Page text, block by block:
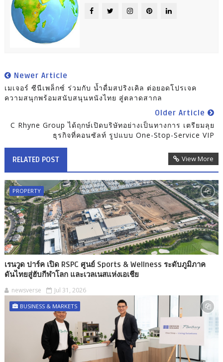
Newer Article
เมเจอร์ ซีนีเพล็กซ์ ร่วมกับ น้ำดื่มสปริงเคิล ต่อยอดโปรเจค
ความสนุกพร้อมสนับสนุนหนังไทย สู่ตลาดสากล
Older Article
C Rhyne Group ได้ฤกษ์เปิดบริษัทอย่างเป็นทางการ เตรียมลุย
ธุรกิจที่คอนซัลท์ รูปแบบ One-Stop-Service VIP
RELATED POST View More
PROPERTY
เรนวูด ปาร์ค เปิด RSPC ศูนย์ Sports & Wellness ระดับภูมิภาค
ดันไทยสู่ฮับกีฬาโลก และเวลเนสแห่งเอเชีย
newsverse Jul 31, 2026
BUSINESS & MARKETS